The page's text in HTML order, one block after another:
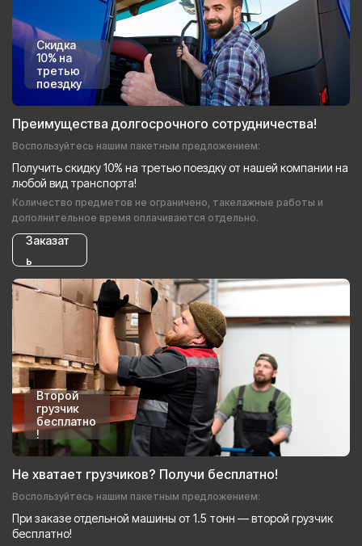
Скидка
10% на
третью
поездку
Преимущества долгосрочного сотрудничества!
Воспользуйтесь нашим пакетным предложением:
Получить скидку 10% на третью поездку от нашей компании на
любой вид транспорта!
Количество предметов не ограничено, такелажные работы и
дополнительное время оплачиваются отдельно.
Заказат
ь
Второй
грузчик
бесплатно
!
Не хватает грузчиков? Получи бесплатно!
Воспользуйтесь нашим пакетным предложением:
При заказе отдельной машины от 1.5 тонн — второй грузчик
бесплатно!